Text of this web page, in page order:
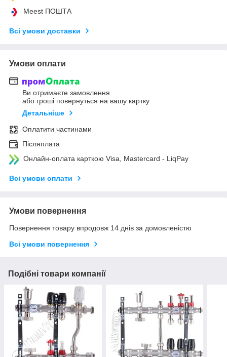
Meest ПОШТА
Всі умови доставки
Умови оплати
Ви отримаєте замовлення
або гроші повернуться на вашу картку
Детальніше
Оплатити частинами
Післяплата
Онлайн-оплата карткою Visa, Mastercard - LiqPay
Всі умови оплати
Умови повернення
Повернення товару впродовж 14 днів за домовленістю
Всі умови повернення
Подібні товари компанії